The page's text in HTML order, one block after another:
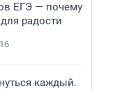
ЕГЭ — почему
радости
16
каждый.